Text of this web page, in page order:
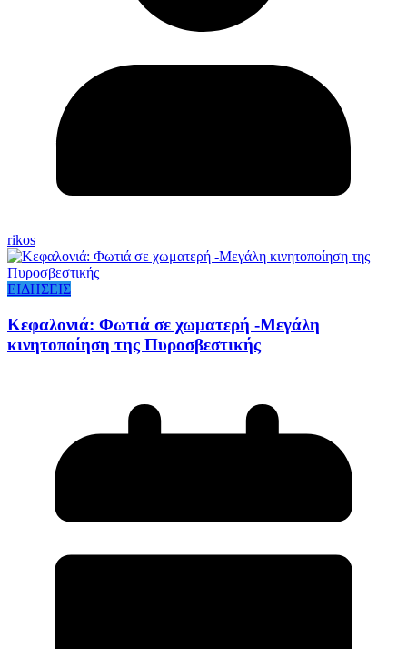
rikos
ΕΙΔΗΣΕΙΣ
Κεφαλονιά: Φωτιά σε χωματερή -Μεγάλη
κινητοποίηση της Πυροσβεστικής